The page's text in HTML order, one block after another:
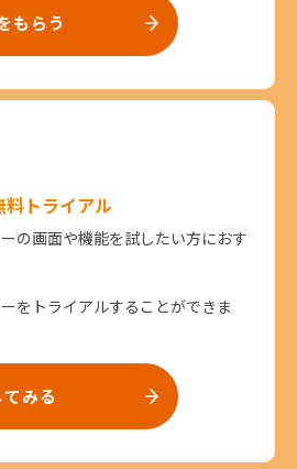
もらう
料トライアル
の画面や機能を試したい方におす
をトライアルすることができま
みる